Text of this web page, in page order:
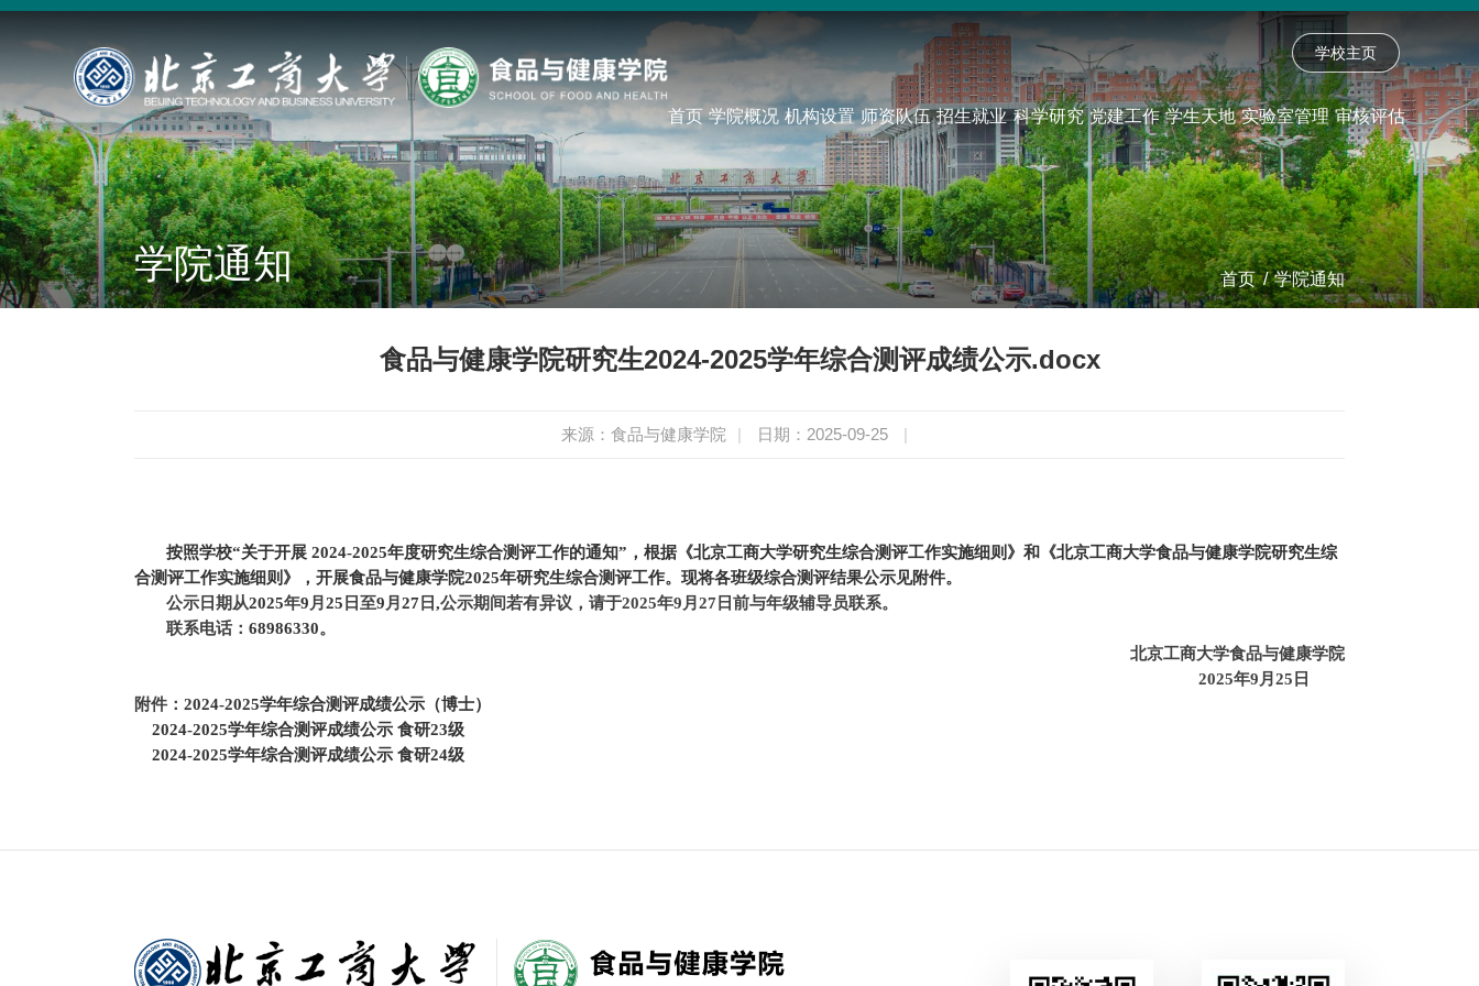
学校主页
首页 学院概况 机构设置 师资队伍 招生就业 科学研究 党建工作 学生天地 实验室管理 审核评估
学院通知 首页 / 学院通知
食品与健康学院研究生2024-2025学年综合测评成绩公示.docx
来源：食品与健康学院 | 日期：2025-09-25 |
按照学校“关于开展 2024-2025年度研究生综合测评工作的通知”，根据《北京工商大学研究生综合测评工作实施细则》和《北京工商大学食品与健康学院研究生综
合测评工作实施细则》，开展食品与健康学院2025年研究生综合测评工作。现将各班级综合测评结果公示见附件。
公示日期从2025年9 月 25 日至9 月 27 日,公示期间若有异议，请于2025年9月27 日前与年级辅导员联系。
联系电话： 68986330。
北京工商大学食品与健康学院
2025年9月25 日
附件： 2024-2025学年综合测评成绩公示（博士）
2024-2025学年综合测评成绩公示 食研23级
2024-2025学年综合测评成绩公示 食研24级